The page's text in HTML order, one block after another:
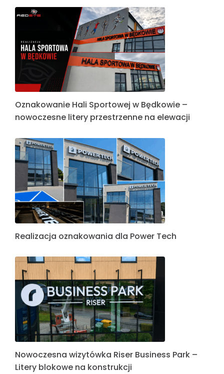
Oznakowanie Hali Sportowej w Będkowie –
nowoczesne litery przestrzenne na elewacji
Realizacja oznakowania dla Power Tech
Nowoczesna wizytówka Riser Business Park –
Litery blokowe na konstrukcji